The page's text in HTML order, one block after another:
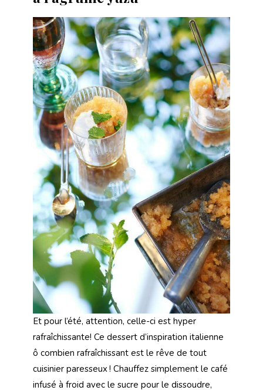
Et pour l’été, attention, celle-ci est hyper
rafraîchissante! Ce dessert d’inspiration italienne
ô combien rafraîchissant est le rêve de tout
cuisinier paresseux ! Chauffez simplement le café
infusé à froid avec le sucre pour le dissoudre,